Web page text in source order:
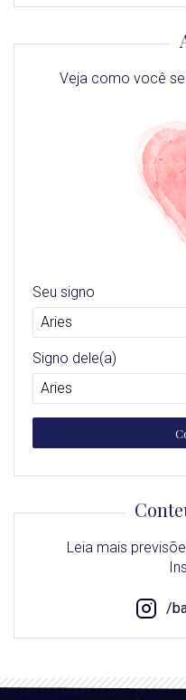
Veja como você
Seu signo
Signo dele(a)
Leia mais
/